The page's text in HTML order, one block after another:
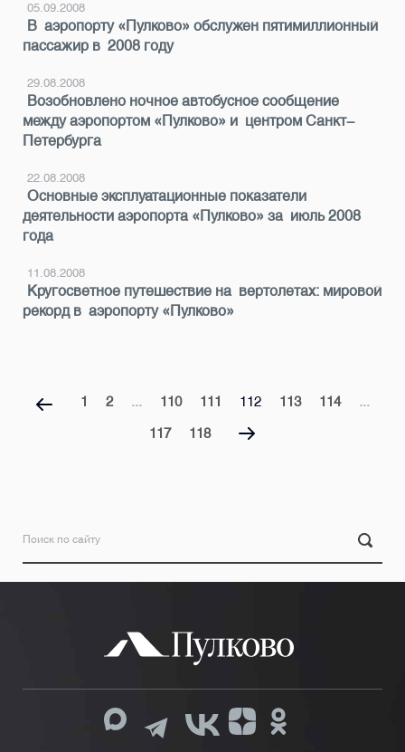
05.09.2008
В аэропорту «Пулково» обслужен пятимиллионный
пассажир в 2008 году
29.08.2008
Возобновлено ночное автобусное сообщение
между аэропортом «Пулково» и центром Санкт-
Петербурга
22.08.2008
Основные эксплуатационные показатели
деятельности аэропорта «Пулково» за июль 2008
года
11.08.2008
Кругосветное путешествие на вертолетах: мировой
рекорд в аэропорту «Пулково»
1 2 ... 110 111 112 113 114 ...
117 118